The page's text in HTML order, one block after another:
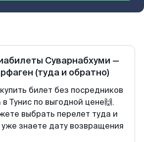
Суварнабхуми —
(туда и обратно)
билет без посредников
в Тунис по выгодной цене🙌.
выбрать перелет туда и
знаете дату возвращения